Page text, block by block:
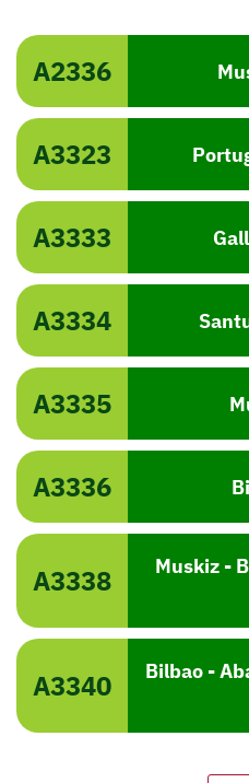
A2336
A3323
A3333
A3334
A3335
A3336
A3338
Muskiz -
A3340
Bilbao -